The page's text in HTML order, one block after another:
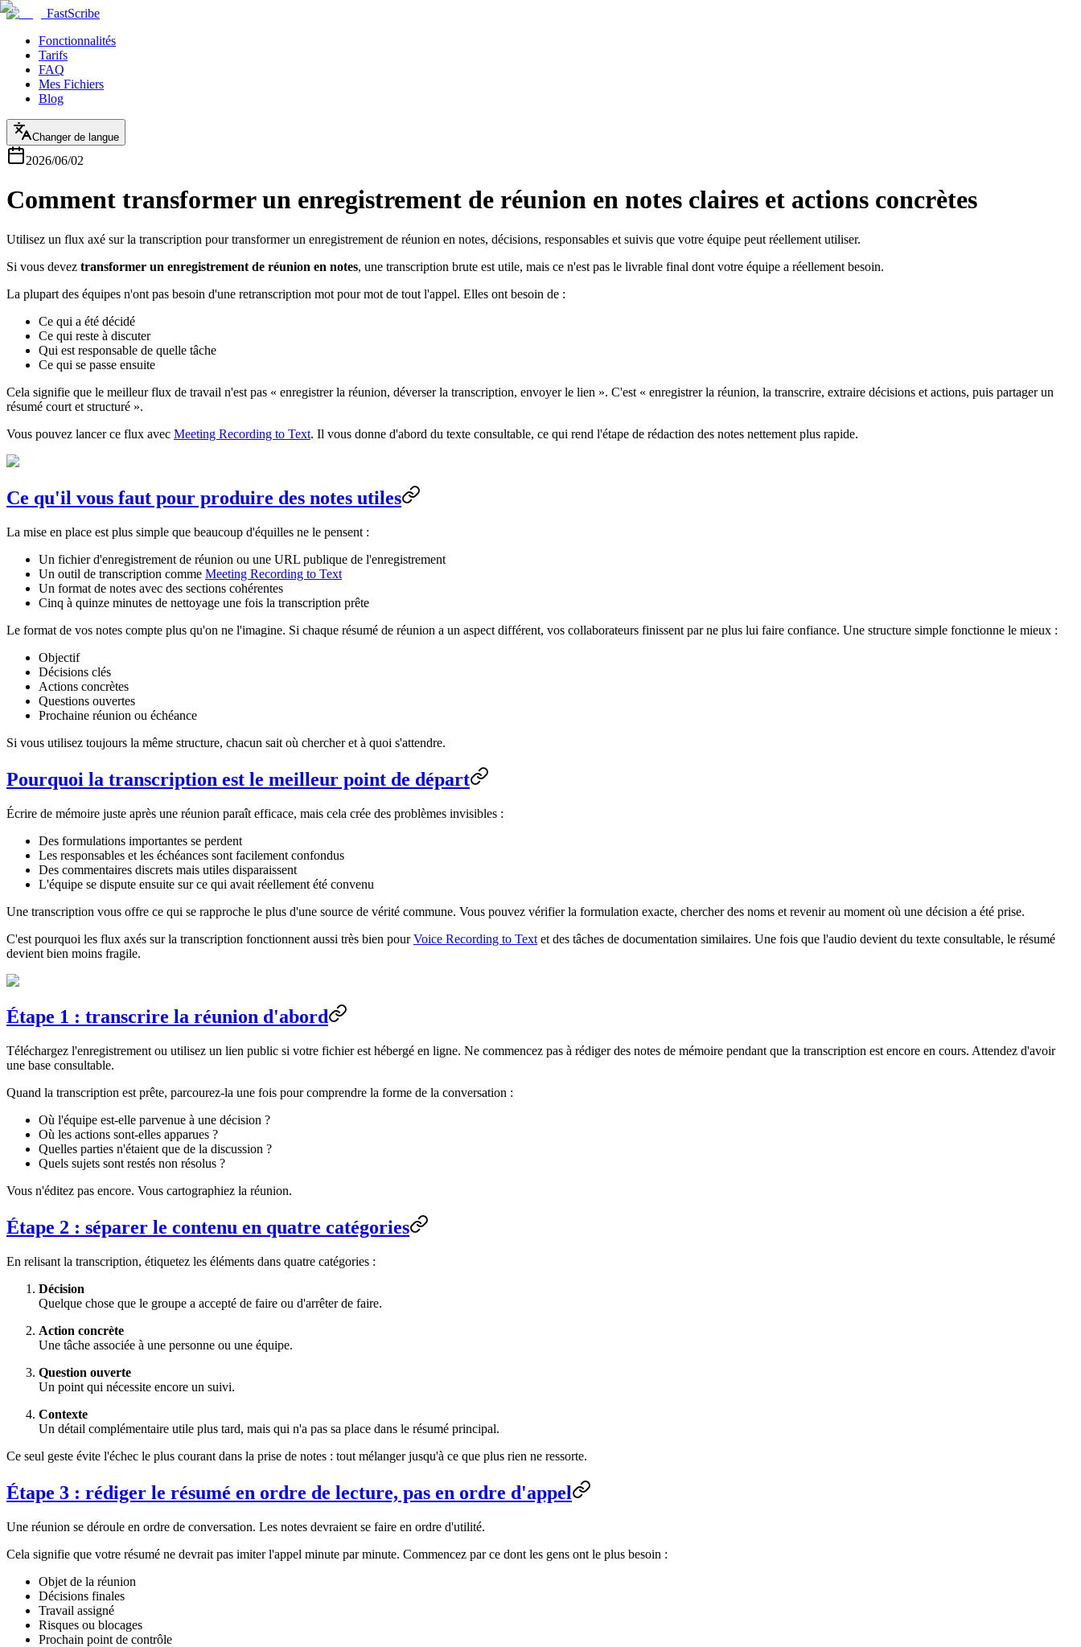
FastScribe
Fonctionnalités
Tarifs
FAQ
Mes Fichiers
Blog
Changer de langue
2026/06/02
Comment transformer un enregistrement de réunion en notes claires et actions concrètes
Utilisez un flux axé sur la transcription pour transformer un enregistrement de réunion en notes, décisions, responsables et suivis que votre équipe peut réellement utiliser.
Si vous devez transformer un enregistrement de réunion en notes, une transcription brute est utile, mais ce n'est pas le livrable final dont votre équipe a réellement besoin.
La plupart des équipes n'ont pas besoin d'une retranscription mot pour mot de tout l'appel. Elles ont besoin de :
Ce qui a été décidé
Ce qui reste à discuter
Qui est responsable de quelle tâche
Ce qui se passe ensuite
Cela signifie que le meilleur flux de travail n'est pas « enregistrer la réunion, déverser la transcription, envoyer le lien ». C'est « enregistrer la réunion, la transcrire, extraire décisions et actions, puis partager un
résumé court et structuré ».
Vous pouvez lancer ce flux avec Meeting Recording to Text. Il vous donne d'abord du texte consultable, ce qui rend l'étape de rédaction des notes nettement plus rapide.
Ce qu'il vous faut pour produire des notes utiles
La mise en place est plus simple que beaucoup d'équilles ne le pensent :
Un fichier d'enregistrement de réunion ou une URL publique de l'enregistrement
Un outil de transcription comme Meeting Recording to Text
Un format de notes avec des sections cohérentes
Cinq à quinze minutes de nettoyage une fois la transcription prête
Le format de vos notes compte plus qu'on ne l'imagine. Si chaque résumé de réunion a un aspect différent, vos collaborateurs finissent par ne plus lui faire confiance. Une structure simple fonctionne le mieux :
Objectif
Décisions clés
Actions concrètes
Questions ouvertes
Prochaine réunion ou échéance
Si vous utilisez toujours la même structure, chacun sait où chercher et à quoi s'attendre.
Pourquoi la transcription est le meilleur point de départ
Écrire de mémoire juste après une réunion paraît efficace, mais cela crée des problèmes invisibles :
Des formulations importantes se perdent
Les responsables et les échéances sont facilement confondus
Des commentaires discrets mais utiles disparaissent
L'équipe se dispute ensuite sur ce qui avait réellement été convenu
Une transcription vous offre ce qui se rapproche le plus d'une source de vérité commune. Vous pouvez vérifier la formulation exacte, chercher des noms et revenir au moment où une décision a été prise.
C'est pourquoi les flux axés sur la transcription fonctionnent aussi très bien pourVoice Recording to Text et des tâches de documentation similaires. Une fois que l'audio devient du texte consultable, le résumé
devient bien moins fragile.
Étape 1 : transcrire la réunion d'abord
Téléchargez l'enregistrement ou utilisez un lien public si votre fichier est hébergé en ligne. Ne commencez pas à rédiger des notes de mémoire pendant que la transcription est encore en cours. Attendez d'avoir
une base consultable.
Quand la transcription est prête, parcourez-la une fois pour comprendre la forme de la conversation :
Où l'équipe est-elle parvenue à une décision ?
Où les actions sont-elles apparues ?
Quelles parties n'étaient que de la discussion ?
Quels sujets sont restés non résolus ?
Vous n'éditez pas encore. Vous cartographiez la réunion.
Étape 2 : séparer le contenu en quatre catégories
En relisant la transcription, étiquetez les éléments dans quatre catégories :
Décision
Quelque chose que le groupe a accepté de faire ou d'arrêter de faire.
Action concrète
Une tâche associée à une personne ou une équipe.
Question ouverte
Un point qui nécessite encore un suivi.
Contexte
Un détail complémentaire utile plus tard, mais qui n'a pas sa place dans le résumé principal.
Ce seul geste évite l'échec le plus courant dans la prise de notes : tout mélanger jusqu'à ce que plus rien ne ressorte.
Étape 3 : rédiger le résumé en ordre de lecture, pas en ordre d'appel
Une réunion se déroule en ordre de conversation. Les notes devraient se faire en ordre d'utilité.
Cela signifie que votre résumé ne devrait pas imiter l'appel minute par minute. Commencez par ce dont les gens ont le plus besoin :
Objet de la réunion
Décisions finales
Travail assigné
Risques ou blocages
Prochain point de contrôle